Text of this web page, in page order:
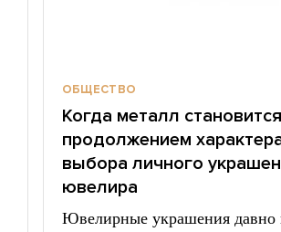
ОБЩЕСТВО
Когда металл становится
продолжением
выбора личного
ювелира
Ювелирные украшения давно